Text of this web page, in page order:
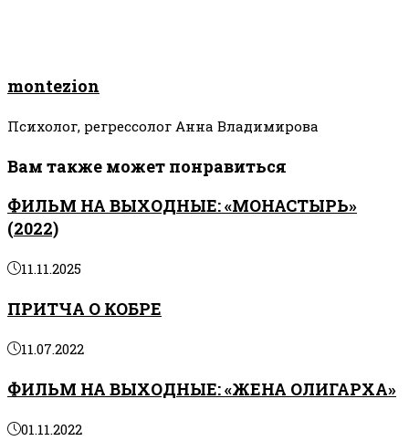
montezion
Психолог, регрессолог Анна Владимирова
Вам также может понравиться
ФИЛЬМ НА ВЫХОДНЫЕ: «МОНАСТЫРЬ»
(2022)
11.11.2025
ПРИТЧА О КОБРЕ
11.07.2022
ФИЛЬМ НА ВЫХОДНЫЕ: «ЖЕНА ОЛИГАРХА»
01.11.2022